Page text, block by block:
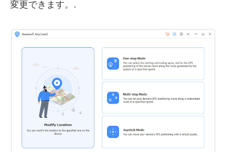
変更できます。.